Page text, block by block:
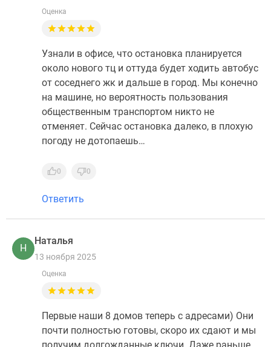
Оценка
Узнали в офисе, что остановка планируется
около нового тц и оттуда будет ходить автобус
от соседнего жк и дальше в город. Мы конечно
на машине, но вероятность пользования
общественным транспортом никто не
отменяет. Сейчас остановка далеко, в плохую
погоду не дотопаешь…
0 0
Ответить
Н
Наталья
13 ноября 2025
Оценка
Первые наши 8 домов теперь с адресами) Они
почти полностью готовы, скоро их сдают и мы